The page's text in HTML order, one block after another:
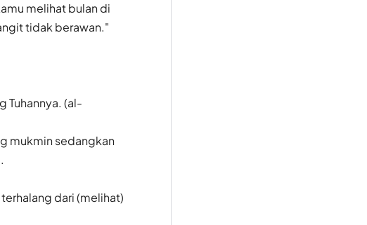
melihat bulan di
tidak berawan."
Tuhannya. (al-
mukmin sedangkan
dari (melihat)